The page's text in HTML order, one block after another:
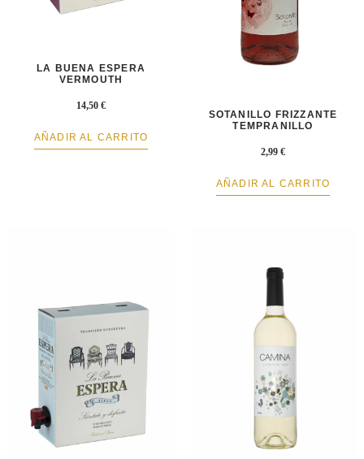
LA BUENA ESPERA
VERMOUTH
14,50 €
AÑADIR AL CARRITO
SOTANILLO FRIZZANTE
TEMPRANILLO
2,99 €
AÑADIR AL CARRITO